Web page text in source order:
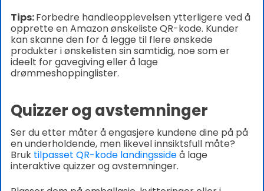
Tips:Forbedre handleopplevelsen ytterligere ved å
opprette en Amazon ønskeliste QR-kode. Kunder
kan skanne den for å legge til flere ønskede
produkter i ønskelisten sin samtidig, noe som er
ideelt for gavegiving eller å lage
drømmeshoppinglister.
Quizzer og avstemninger
Ser du etter måter å engasjere kundene dine på på
en underholdende, men likevel innsiktsfull måte?
Bruk tilpasset QR-kode landingssideå lage
interaktive quizzer og avstemninger.